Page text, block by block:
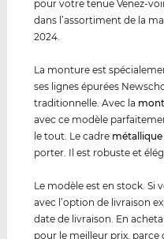
pour votre tenue Venez-
dans l’assortiment de la
2024.
La monture est
ses lignes épurées
traditionnelle. Avec la
avec ce modèle
le tout. Le cadre métallique
porter. Il est robuste et
Le modèle est en stock.
avec l’option de livraison
date de livraison. En
pour le meilleur prix, parce